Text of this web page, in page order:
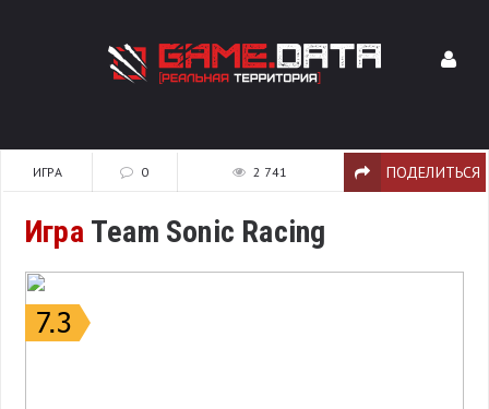
ИГРА 0 2 741 ПОДЕЛИТЬСЯ
ИграTeam Sonic Racing